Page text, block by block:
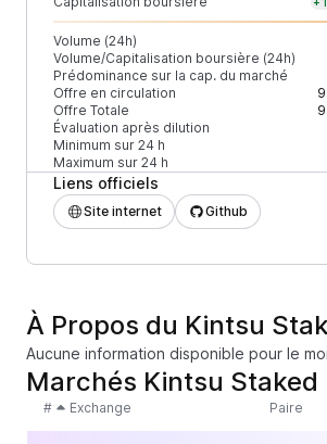
Volume (24h)
Volume/Capitalisation boursière (24h)
Prédominance sur la cap. du marché
Offre en circulation
Offre Totale
Évaluation après dilution
Minimum sur 24 h
Maximum sur 24 h
Liens officiels
Site internet Github
À Propos du Kintsu
Aucune information disponible pour le
Marchés Kintsu Staked
# Exchange Paire